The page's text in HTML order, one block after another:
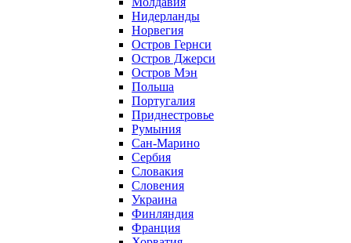
Нидерланды
Норвегия
Остров Гернси
Остров Джерси
Остров Мэн
Польша
Португалия
Приднестровье
Румыния
Сан-Марино
Сербия
Словакия
Словения
Украина
Финляндия
Франция